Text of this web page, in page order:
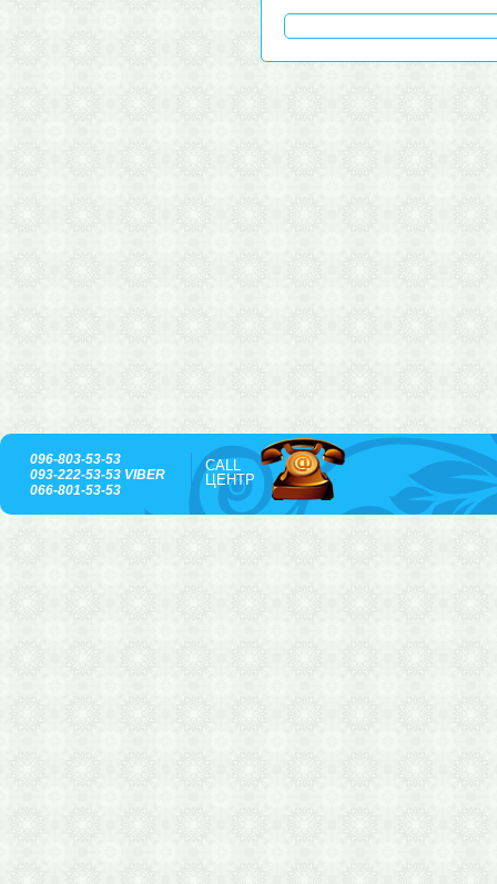
096-803-53-53
093-222-53-53 VIBER
066-801-53-53
CALL
ЦЕНТР